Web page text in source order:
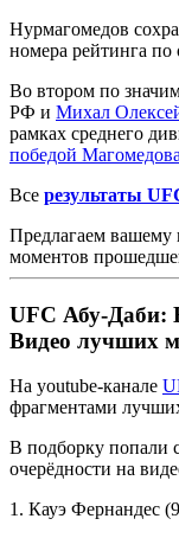
Нурмагомедов
номера рейтинга
Во втором по
РФ и Михал
рамках среднего
победой Магомедова
Все результаты
Предлагаем
моментов
UFC Абу-Даби:
Видео лучших
На youtube-канале
фрагментами
В подборку попали
очерёдности на
1. Кауэ